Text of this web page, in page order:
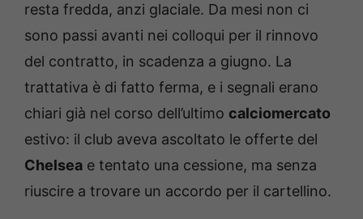
resta fredda, anzi glaciale. Da mesi non ci
sono passi avanti nei colloqui per il rinnovo
del contratto, in scadenza a giugno. La
trattativa è di fatto ferma, e i segnali erano
chiari già nel corso dell’ultimo calciomercato
estivo: il club aveva ascoltato le offerte del
Chelsea e tentato una cessione, ma senza
riuscire a trovare un accordo per il cartellino.